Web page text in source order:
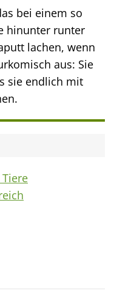
bei einem so
hinunter runter
lachen, wenn
aus: Sie
sie endlich mit